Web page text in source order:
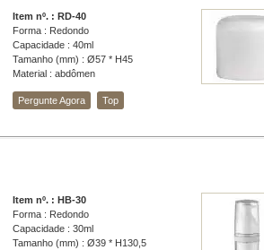
Item nº. : RD-40
Forma : Redondo
Capacidade : 40ml
Tamanho (mm) : Ø57 * H45
Material : abdômen
Pergunte Agora Top
Item nº. : HB-30
Forma : Redondo
Capacidade : 30ml
Tamanho (mm) : Ø39 * H130,5